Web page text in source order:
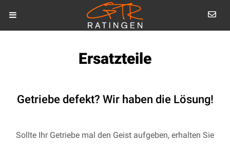
Ersatzteile
Getriebe defekt? Wir haben die Lösung!
Sollte Ihr Getriebe mal den Geist aufgeben, erhalten Sie